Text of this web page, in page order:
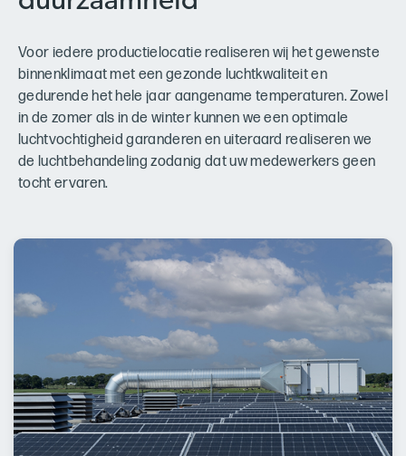
Voor iedere productielocatie realiseren wij het gewenste
binnenklimaat met een gezonde luchtkwaliteit en
gedurende het hele jaar aangename temperaturen. Zowel
in de zomer als in de winter kunnen we een optimale
luchtvochtigheid garanderen en uiteraard realiseren we
de luchtbehandeling zodanig dat uw medewerkers geen
tocht ervaren.